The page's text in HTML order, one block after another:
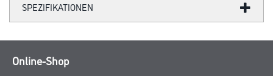
SPEZIFIKATIONEN
Online-Shop